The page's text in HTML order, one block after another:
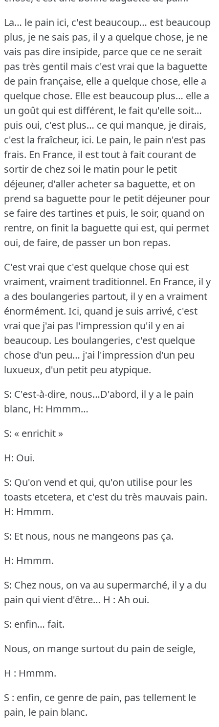
La… le pain ici, c'est beaucoup… est beaucoup
plus, je ne sais pas, il y a quelque chose, je ne
vais pas dire insipide, parce que ce ne serait
pas très gentil mais c'est vrai que la baguette
de pain française, elle a quelque chose, elle a
quelque chose. Elle est beaucoup plus… elle a
un goût qui est différent, le fait qu'elle soit…
puis oui, c'est plus… ce qui manque, je dirais,
c'est la fraîcheur, ici. Le pain, le pain n'est pas
frais. En France, il est tout à fait courant de
sortir de chez soi le matin pour le petit
déjeuner, d'aller acheter sa baguette, et on
prend sa baguette pour le petit déjeuner pour
se faire des tartines et puis, le soir, quand on
rentre, on finit la baguette qui est, qui permet
oui, de faire, de passer un bon repas.
C'est vrai que c'est quelque chose qui est
vraiment, vraiment traditionnel. En France, il y
a des boulangeries partout, il y en a vraiment
énormément. Ici, quand je suis arrivé, c'est
vrai que j'ai pas l'impression qu'il y en ai
beaucoup. Les boulangeries, c'est quelque
chose d'un peu… j'ai l'impression d'un peu
luxueux, d'un petit peu atypique.
S: C'est-à-dire, nous…D'abord, il y a le pain
blanc, H: Hmmm…
S: « enrichit »
H: Oui.
S: Qu'on vend et qui, qu'on utilise pour les
toasts etcetera, et c'est du très mauvais pain.
H: Hmmm.
S: Et nous, nous ne mangeons pas ça.
H: Hmmm.
S: Chez nous, on va au supermarché, il y a du
pain qui vient d'être… H : Ah oui.
S: enfin… fait.
Nous, on mange surtout du pain de seigle,
H : Hmmm.
S : enfin, ce genre de pain, pas tellement le
pain, le pain blanc.